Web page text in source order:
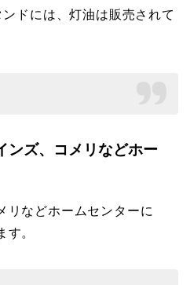
ドには、灯油は販売されて
ンズ、コメリなどホー
リなどホームセンターに
す。